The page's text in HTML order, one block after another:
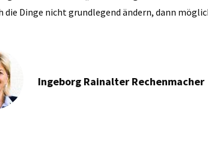
die Dinge nicht grundlegend ändern, dann
Ingeborg Rainalter Rechenmacher